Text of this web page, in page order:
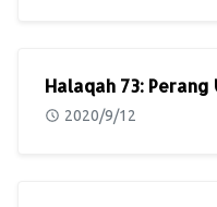
Halaqah 73: Perang
2020/9/12